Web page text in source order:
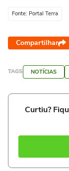
Fonte: Portal Terra
Compartilhar
TAGS NOTÍCIAS
Curtiu?